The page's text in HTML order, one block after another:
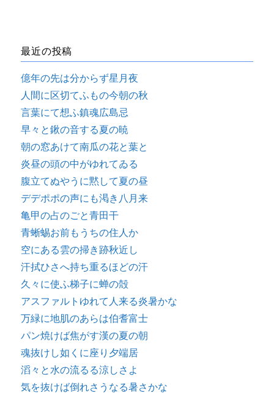
最近の投稿
億年の先は分からず星月夜
人間に区切てふもの今朝の秋
言葉にて想ふ鎮魂広島忌
早々と鍬の音する夏の暁
朝の窓あけて南瓜の花と葉と
炎昼の頭の中がゆれてゐる
腹立てぬやうに黙して夏の昼
デデポポの声にも渇き八月来
亀甲の占のごと青田干
青蜥蜴お前もうちの住人か
空にある雲の掃き跡秋近し
汗拭ひさへ持ち重るほどの汗
久々に使ふ梯子に蝉の殻
アスファルトゆれて人来る炎暑かな
万緑に地肌のあらは伯耆富士
パン焼けば焦がす漢の夏の朝
魂抜けし如くに座り夕端居
滔々と水の流るる涼しさよ
気を抜けば倒れさうなる暑さかな